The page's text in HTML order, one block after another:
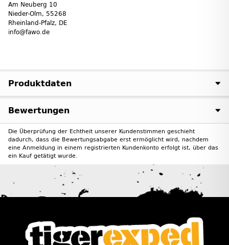
Am Neuberg 10
Nieder-Olm, 55268
Rheinland-Pfalz, DE
info@fawo.de
Produktdaten
Bewertungen
Die Überprüfung der Echtheit unserer Kundenstimmen geschieht
dadurch, dass die Bewertungsabgabe erst ermöglicht wird, nachdem
eine Anmeldung in einem registrierten Kundenkonto erfolgt ist, über das
ein Kauf getätigt wurde.